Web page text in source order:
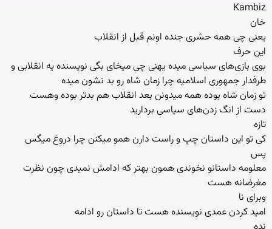
Kambiz
خان
یعنی چی همه حشری جنده اونم قبل از انقلاب
این حرف
بوی بازی‌های سیاسی میده یهنی چی میخای بگی نویسنده یه انقلابی و
طرفدار جمهوری اسلامیه چرا زمان شاه رو بد نشون میده
تو زمان شاه بوده همه میدونن بعد انقلاب هم بدتر بوده وهست
دست از انگ زدن‌های سیاسی بردارید
تازه
کی تو این داستان چپ و راست دارن همو میکنن چرا دروغ میگس
پس
معلومه داستانو نخوندی همون بهتر که ادامش نمیدی چون نظرت
مغرضانه هست
وبرای نا
امید کردن عمدی نویسنده هست تا داستان رو ادامه